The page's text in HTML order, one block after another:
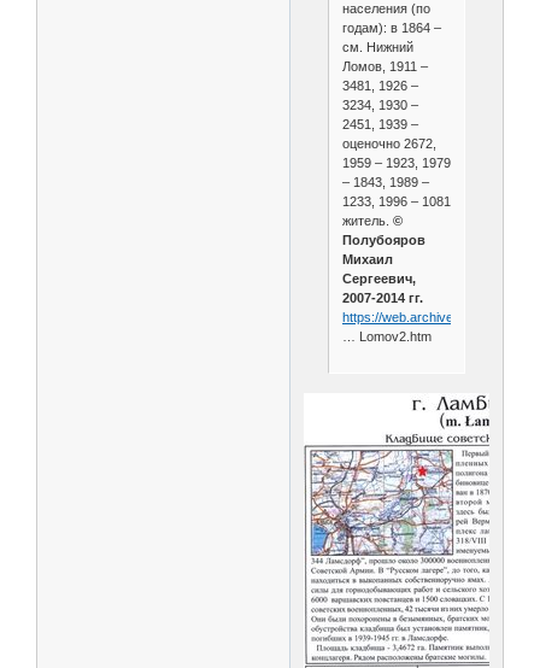
населения (по
годам): в 1864 –
см. Нижний
Ломов, 1911 –
3481, 1926 –
3234, 1930 –
2451, 1939 –
оценочно 2672,
1959 – 1923, 1979
– 1843, 1989 –
1233, 1996 – 1081
житель. ©
Полубояров
Михаил
Сергеевич,
2007-2014 гг.
https://web.archive.org/web/
… Lomov2.htm